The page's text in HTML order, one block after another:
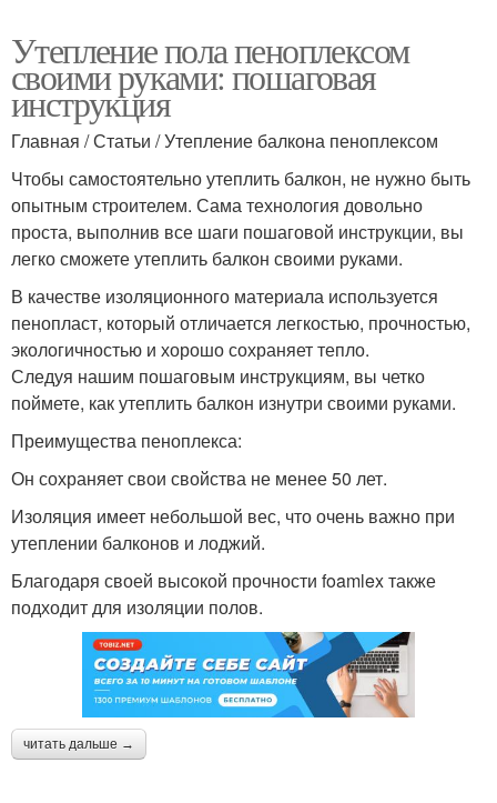
Утепление пола пеноплексом
своими руками: пошаговая
инструкция
Главная / Статьи / Утепление балкона пеноплексом
Чтобы самостоятельно утеплить балкон, не нужно быть
опытным строителем. Сама технология довольно
проста, выполнив все шаги пошаговой инструкции, вы
легко сможете утеплить балкон своими руками.
В качестве изоляционного материала используется
пенопласт, который отличается легкостью, прочностью,
экологичностью и хорошо сохраняет тепло.
Следуя нашим пошаговым инструкциям, вы четко
поймете, как утеплить балкон изнутри своими руками.
Преимущества пеноплекса:
Он сохраняет свои свойства не менее 50 лет.
Изоляция имеет небольшой вес, что очень важно при
утеплении балконов и лоджий.
Благодаря своей высокой прочности foamlex также
подходит для изоляции полов.
читать дальше →